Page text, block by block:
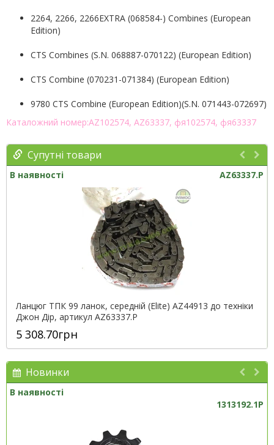
2264, 2266, 2266EXTRA (068584-) Combines (European
Edition)
CTS Combines (S.N. 068887-070122) (European Edition)
CTS Combine (070231-071384) (European Edition)
9780 CTS Combine (European Edition)(S.N. 071443-072697)
Каталожний номер:AZ102574, AZ63337, фя102574, фя63337
Супутні товари
В наявності AZ63337.P
Ланцюг ТПК 99 ланок, середній (Elite) AZ44913 до техніки
Джон Дір, артикул AZ63337.P
5 308.70грн
Новинки
В наявності
1313192.1P